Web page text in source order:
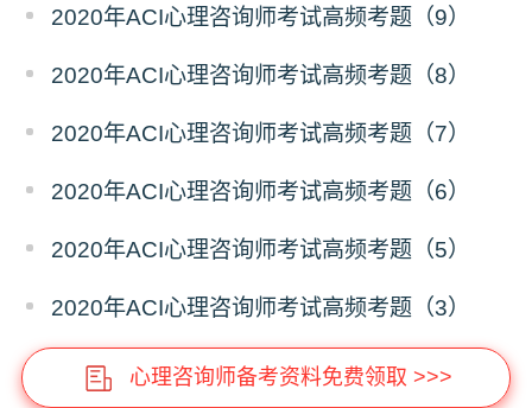
2020年ACI心理咨询师考试高频考题（9）
2020年ACI心理咨询师考试高频考题（8）
2020年ACI心理咨询师考试高频考题（7）
2020年ACI心理咨询师考试高频考题（6）
2020年ACI心理咨询师考试高频考题（5）
2020年ACI心理咨询师考试高频考题（3）
心理咨询师备考资料免费领取 >>>